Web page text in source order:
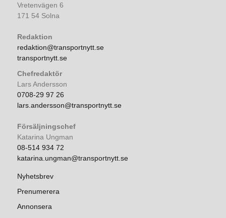
Vretenvägen 6
171 54 Solna
Redaktion
redaktion@transportnytt.se
transportnytt.se
Chefredaktör
Lars Andersson
0708-29 97 26
lars.andersson@transportnytt.se
Försäljningschef
Katarina Ungman
08-514 934 72
katarina.ungman@transportnytt.se
Nyhetsbrev
Prenumerera
Annonsera